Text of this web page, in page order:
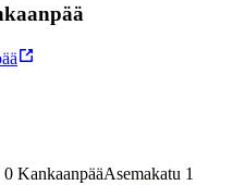
KankaanpääAsemakatu 1